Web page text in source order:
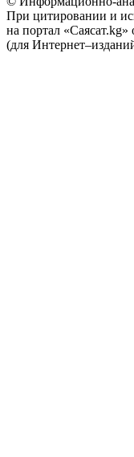
При цитировании и
на портал «Саясат.kg»
(для